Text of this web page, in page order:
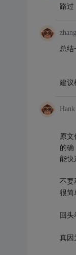
路过
总结
建议
Hank
原文
的确
能快
不要
很简
回头
真因